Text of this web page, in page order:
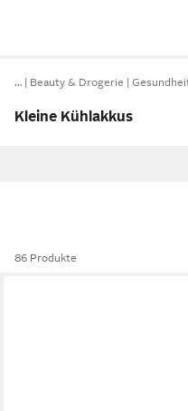
… Beauty & Drogerie
Kleine Kühlakkus
86 Produkte